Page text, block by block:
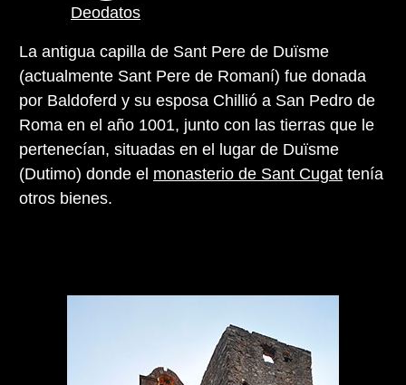
Deodatos
La antigua capilla de Sant Pere de Duïsme
(actualmente Sant Pere de Romaní) fue donada
por Baldoferd y su esposa Chillió a San Pedro de
Roma en el año 1001, junto con las tierras que le
pertenecían, situadas en el lugar de Duïsme
(Dutimo) donde el monasterio de Sant Cugat tenía
otros bienes.